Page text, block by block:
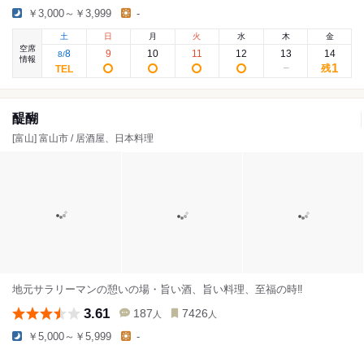
￥3,000～￥3,999 -
空席
情報
土
8/8
日
9
月
10
火
11
水
12
木
13
金
14
残1
醍醐
[富山] 富山市 / 居酒屋、日本料理
地元サラリーマンの憩いの場・旨い酒、旨い料理、至福の時‼︎
3.61 187 人 7426 人
￥5,000～￥5,999 -